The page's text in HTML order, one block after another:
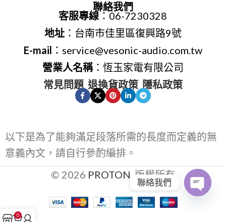
聯絡我們
客服專線：06-7230328
地址：台南市佳里區復興路9號
E-mail ：service@vesonic-audio.com.tw
營業人名稱：恆玉家電有限公司
常見問題 退換貨政策 隱私政策
以下是為了能夠滿足段落所需的長度而定義的無
意義內文，請自行參酌編排。
© 2026 PROTON . 版權所有
0
聯絡我們